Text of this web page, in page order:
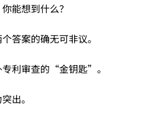
能想到什么？
答案的确无可非议。
利审查的“金钥匙”。
出。